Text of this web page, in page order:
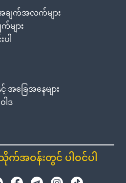
ချက်အလက်များ
များ
ါ
ခြေအနေများ
ဒ
အဝန်းတွင် ပါဝင်ပါ